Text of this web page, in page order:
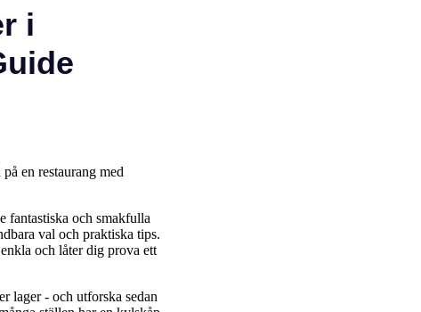
i
en restaurang med
fantastiska och smakfulla
val och praktiska tips.
och låter dig prova ett
lager - och utforska sedan